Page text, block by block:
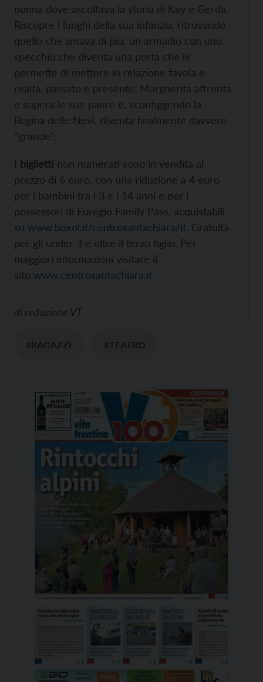
nonna dove ascoltava la storia di Kay e Gerda.
Riscopre i luoghi della sua infanzia, ritrovando
quello che amava di più: un armadio con uno
specchio che diventa una porta che le
permette di mettere in relazione favola e
realtà, passato e presente. Margherita affronta
e supera le sue paure e, sconfiggendo la
Regina delle Nevi, diventa finalmente davvero
“grande”.
I biglietti non numerati sono in vendita al
prezzo di 6 euro, con una riduzione a 4 euro
per i bambini tra i 3 e i 14 anni e per i
possessori di Euregio Family Pass, acquistabili
su www.boxol.it/centrosantachiara/it. Gratuità
per gli under 3 e oltre il terzo figlio. Per
maggiori informazioni visitare il
sito www.centrosantachiara.it.
di redazione VT
#RAGAZZI #TEATRO